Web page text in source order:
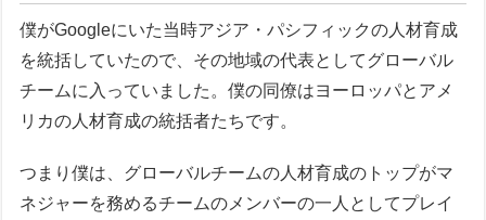
僕がGoogleにいた当時アジア・パシフィックの人材育成
を統括していたので、その地域の代表としてグローバル
チームに入っていました。僕の同僚はヨーロッパとアメ
リカの人材育成の統括者たちです。
つまり僕は、グローバルチームの人材育成のトップがマ
ネジャーを務めるチームのメンバーの一人としてプレイ